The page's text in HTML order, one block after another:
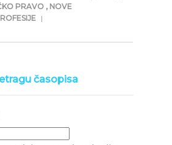
PRAVO , NOVE
|
časopisa